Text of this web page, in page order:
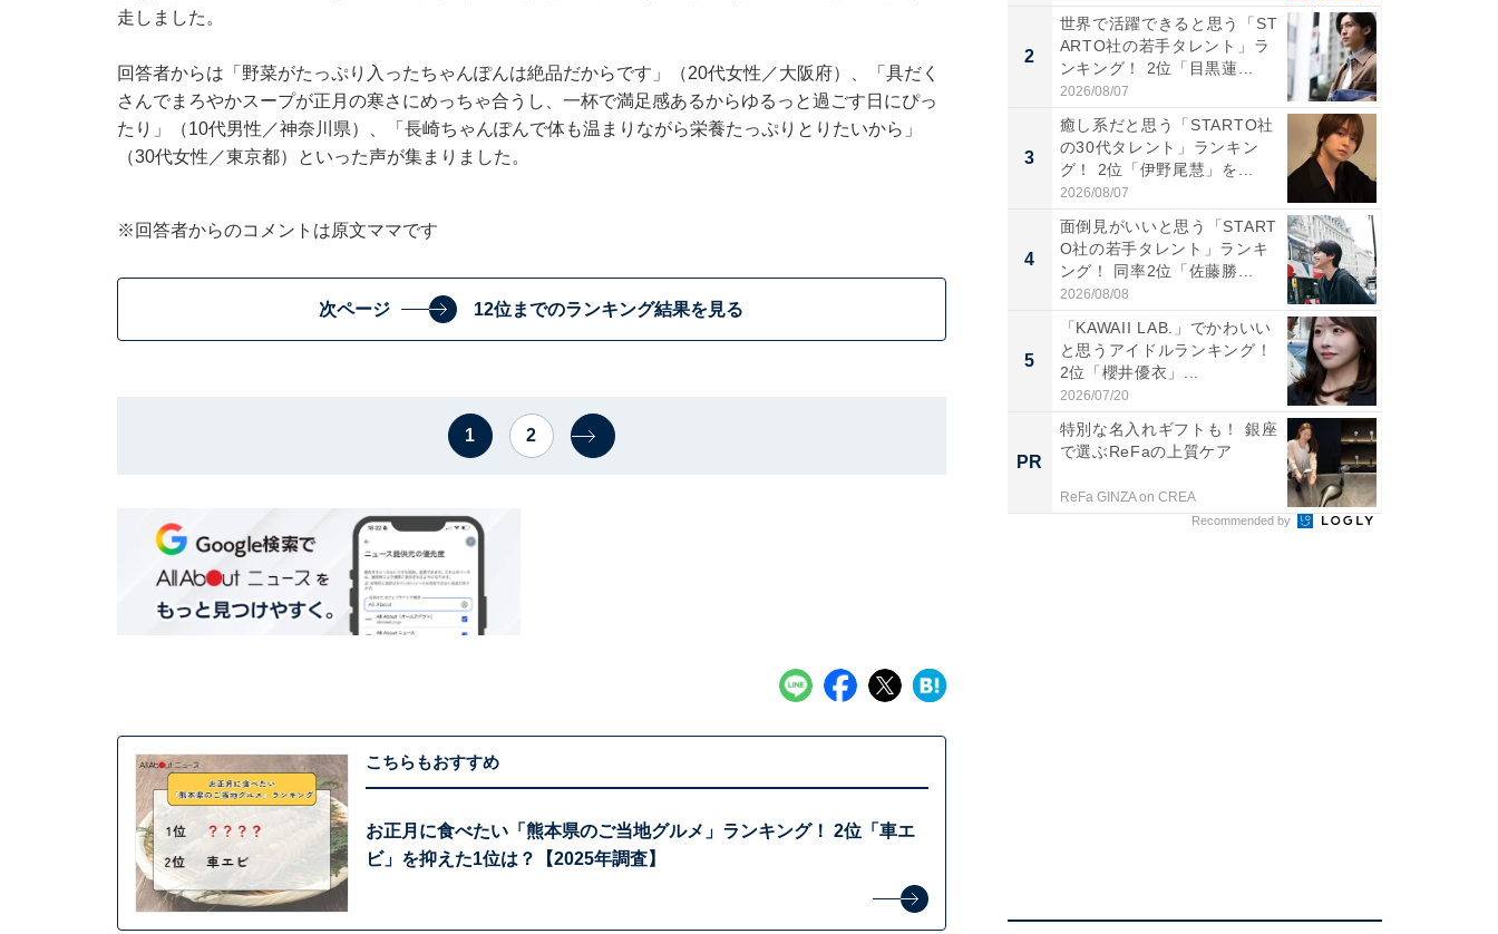
走しました。
回答者からは「野菜がたっぷり入ったちゃんぽんは絶品だからです」（20代女性／大阪府）、「具だく
さんでまろやかスープが正月の寒さにめっちゃ合うし、一杯で満足感あるからゆるっと過ごす日にぴっ
たり」（10代男性／神奈川県）、「長崎ちゃんぽんで体も温まりながら栄養たっぷりとりたいから」
（30代女性／東京都）といった声が集まりました。
※回答者からのコメントは原文ママです
次ページ 12位までのランキング結果を見る
1 2
こちらもおすすめ
お正月に食べたい「熊本県のご当地グルメ」ランキング！ 2位「車エ
ビ」を抑えた1位は？【2025年調査】
2
世界で活躍できると思う「ST
ARTO社の若手タレント」ラ
ンキング！ 2位「目黒蓮...
2026/08/07
3
癒し系だと思う「STARTO社
の30代タレント」ランキン
グ！ 2位「伊野尾慧」を...
2026/08/07
4
面倒見がいいと思う「START
O社の若手タレント」ランキ
ング！ 同率2位「佐藤勝...
2026/08/08
5
「KAWAII LAB.」でかわいい
と思うアイドルランキング！
2位「櫻井優衣」...
2026/07/20
PR
特別な名入れギフトも！ 銀座
で選ぶReFaの上質ケア
ReFa GINZA on CREA
Recommended by